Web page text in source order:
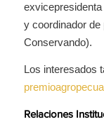
y coordinador
Conservando).
Los interesados
Relaciones